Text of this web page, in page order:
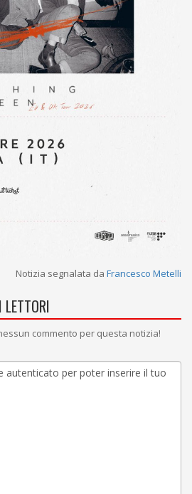
Notizia segnalata da Francesco Metelli
commento per questa notizia!